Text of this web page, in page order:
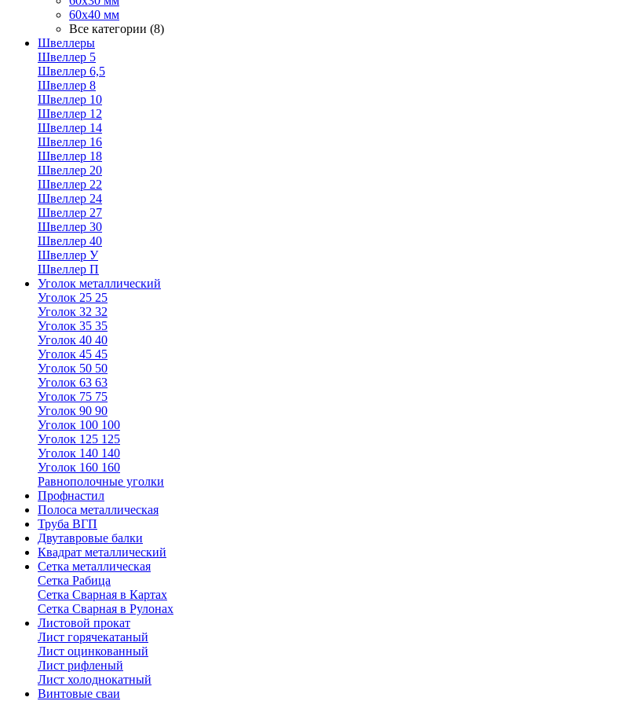
60х40 мм
Все категории (8)
Швеллеры
Швеллер 5
Швеллер 6,5
Швеллер 8
Швеллер 10
Швеллер 12
Швеллер 14
Швеллер 16
Швеллер 18
Швеллер 20
Швеллер 22
Швеллер 24
Швеллер 27
Швеллер 30
Швеллер 40
Швеллер У
Швеллер П
Уголок металлический
Уголок 25 25
Уголок 32 32
Уголок 35 35
Уголок 40 40
Уголок 45 45
Уголок 50 50
Уголок 63 63
Уголок 75 75
Уголок 90 90
Уголок 100 100
Уголок 125 125
Уголок 140 140
Уголок 160 160
Равнополочные уголки
Профнастил
Полоса металлическая
Труба ВГП
Двутавровые балки
Квадрат металлический
Сетка металлическая
Сетка Рабица
Сетка Сварная в Картах
Сетка Сварная в Рулонах
Листовой прокат
Лист горячекатаный
Лист оцинкованный
Лист рифленый
Лист холоднокатный
Винтовые сваи